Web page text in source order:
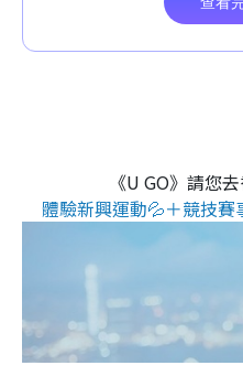
《U GO》請您
體驗新興運動💦＋競技